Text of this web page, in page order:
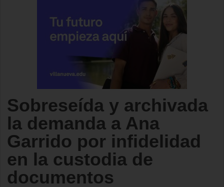
Sobreseída y archivada
la demanda a Ana
Garrido por infidelidad
en la custodia de
documentos